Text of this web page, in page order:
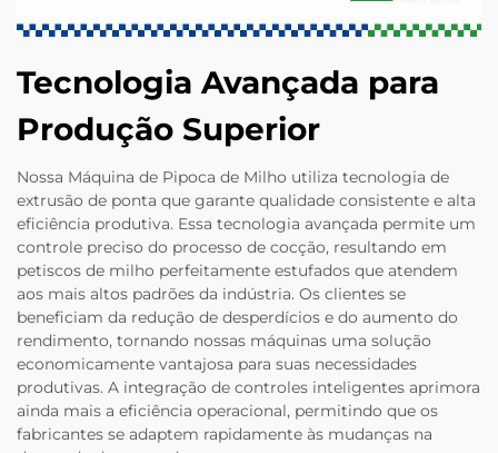
Tecnologia Avançada para
Produção Superior
Nossa Máquina de Pipoca de Milho utiliza tecnologia de
extrusão de ponta que garante qualidade consistente e alta
eficiência produtiva. Essa tecnologia avançada permite um
controle preciso do processo de cocção, resultando em
petiscos de milho perfeitamente estufados que atendem
aos mais altos padrões da indústria. Os clientes se
beneficiam da redução de desperdícios e do aumento do
rendimento, tornando nossas máquinas uma solução
economicamente vantajosa para suas necessidades
produtivas. A integração de controles inteligentes aprimora
ainda mais a eficiência operacional, permitindo que os
fabricantes se adaptem rapidamente às mudanças na